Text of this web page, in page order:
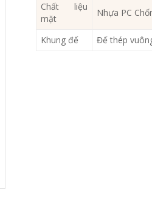
Chất liệu
mặt
Nhựa PC
Khung đế Đế thép